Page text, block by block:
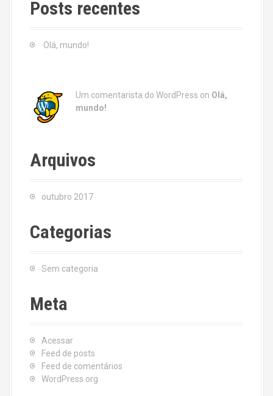
h
Posts recentes
Olá, mundo!
Um comentarista do WordPress on Olá,
mundo!
Arquivos
outubro 2017
Categorias
Sem categoria
Meta
Acessar
Feed de posts
Feed de comentários
WordPress.org